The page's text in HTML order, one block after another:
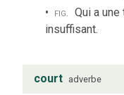
fig. Qui a
insuffisant.
court adverbe